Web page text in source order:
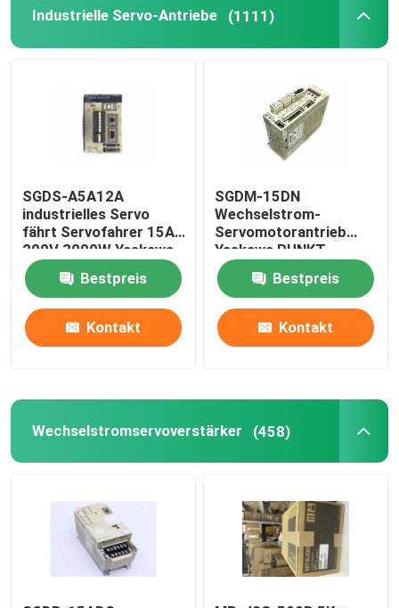
Industrielle Servo-Antriebe (1111)
SGDS-A5A12A
industrielles Servo
fährt Servofahrer 15A
200V 3000W Yaskawa
Bestpreis
Kontakt
SGDM-15DN
Wechselstrom-
Servomotorantrieb
Yaskawa PUNKT
Servopack 0,5
Amperes 32Bestpreis
Kontakt
Wechselstromservoverstärker (458)